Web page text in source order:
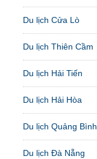
Du lịch Cửa Lò
Du lịch Thiên Cầm
Du lịch Hải Tiến
Du lịch Hải Hòa
Du lịch Quảng Bình
Du lịch Đà Nẵng